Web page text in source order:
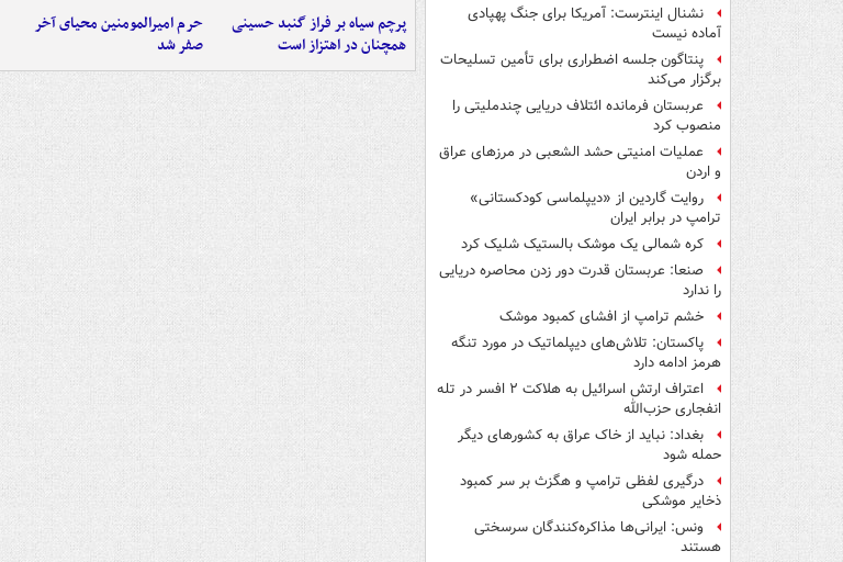
نشنال اینترست: آمریکا برای جنگ پهپادی
آماده نیست
پنتاگون جلسه اضطراری برای تأمین تسلیحات
برگزار می‌کند
عربستان فرمانده ائتلاف دریایی چندملیتی را
منصوب کرد
عملیات امنیتی حشد الشعبی در مرزهای عراق
و اردن
روایت گاردین از «دیپلماسی کودکستانی»
ترامپ در برابر ایران
کره شمالی یک موشک بالستیک شلیک کرد
صنعا: عربستان قدرت دور زدن محاصره دریایی
را ندارد
خشم ترامپ از افشای کمبود موشک
پاکستان: تلاش‌های دیپلماتیک در مورد تنگه
هرمز ادامه دارد
اعتراف ارتش اسرائیل به هلاکت ۲ افسر در تله
انفجاری حزب‌الله
بغداد: نباید از خاک عراق به کشورهای دیگر
حمله شود
درگیری لفظی ترامپ و هگزث بر سر کمبود
ذخایر موشکی
ونس: ایرانی‌ها مذاکره‌کنندگان سرسختی
هستند
پرچم سیاه بر فراز گنبد حسینی
همچنان در اهتزاز است
حرم امیرالمومنین محیای آخر
صفر شد